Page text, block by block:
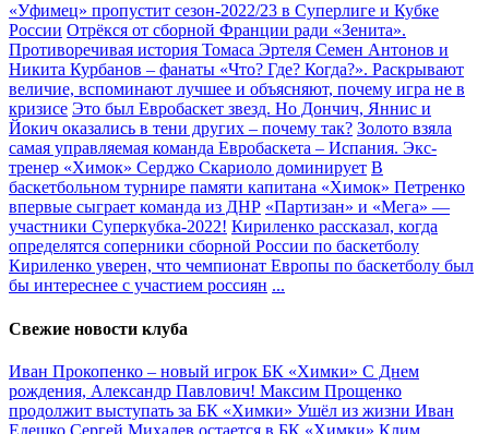
«Уфимец» пропустит сезон-2022/23 в Суперлиге и Кубке
России Отрёкся от сборной Франции ради «Зенита».
Противоречивая история Томаса Эртеля Семен Антонов и
Никита Курбанов – фанаты «Что? Где? Когда?». Раскрывают
величие, вспоминают лучшее и объясняют, почему игра не в
кризисе Это был Евробаскет звезд. Но Дончич, Яннис и
Йокич оказались в тени других – почему так? Золото взяла
самая управляемая команда Евробаскета – Испания. Экс-
тренер «Химок» Серджо Скариоло доминирует В
баскетбольном турнире памяти капитана «Химок» Петренко
впервые сыграет команда из ДНР «Партизан» и «Мега» —
участники Суперкубка-2022! Кириленко рассказал, когда
определятся соперники сборной России по баскетболу
Кириленко уверен, что чемпионат Европы по баскетболу был
бы интереснее с участием россиян ...
Свежие новости клуба
Иван Прокопенко – новый игрок БК «Химки» С Днем
рождения, Александр Павлович! Максим Прощенко
продолжит выступать за БК «Химки» Ушёл из жизни Иван
Едешко Сергей Михалев остается в БК «Химки» Клим